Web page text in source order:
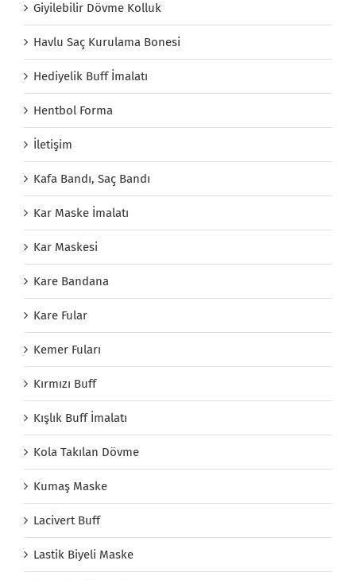
Giyilebilir Dövme Kolluk
Havlu Saç Kurulama Bonesi
Hediyelik Buff İmalatı
Hentbol Forma
İletişim
Kafa Bandı, Saç Bandı
Kar Maske İmalatı
Kar Maskesi
Kare Bandana
Kare Fular
Kemer Fuları
Kırmızı Buff
Kışlık Buff İmalatı
Kola Takılan Dövme
Kumaş Maske
Lacivert Buff
Lastik Biyeli Maske